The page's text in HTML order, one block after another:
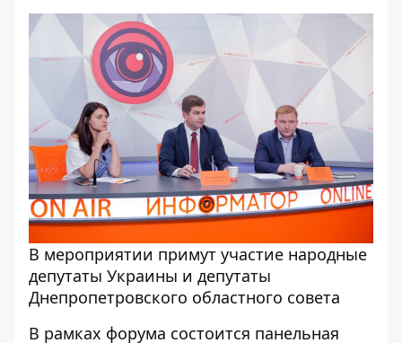
В мероприятии примут участие народные
депутаты Украины и депутаты
Днепропетровского областного совета
В рамках форума состоится панельная